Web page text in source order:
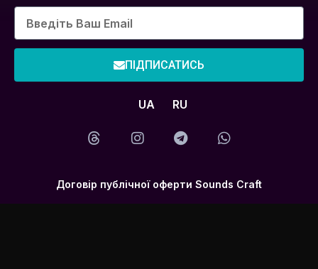
ПІДПИСАТИСЬ
UA RU
Договір публічної оферти Sounds Craft